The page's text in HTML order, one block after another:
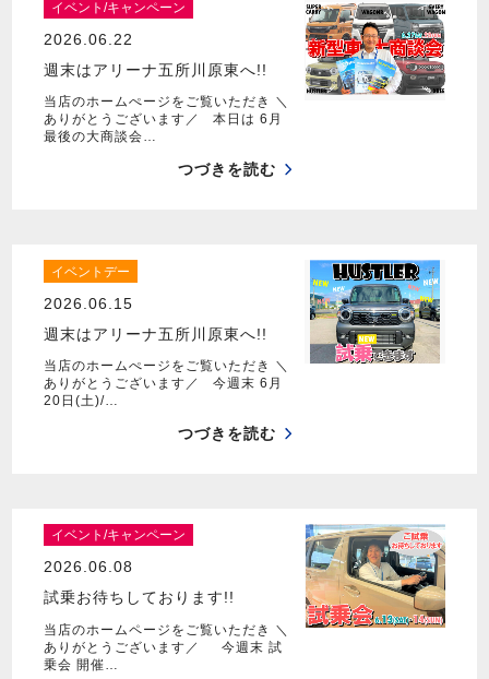
イベント/キャンペーン
2026.06.22
週末はアリーナ五所川原東へ!!
当店のホームぺージをご覧いただき ＼
ありがとうございます／ 本日は 6月
最後の大商談会…
つづきを読む
イベントデー
2026.06.15
週末はアリーナ五所川原東へ!!
当店のホームぺージをご覧いただき ＼
ありがとうございます／ 今週末 6月
20日(土)/…
つづきを読む
イベント/キャンペーン
2026.06.08
試乗お待ちしております!!
当店のホームページをご覧いただき ＼
ありがとうございます／ 今週末 試
乗会 開催…